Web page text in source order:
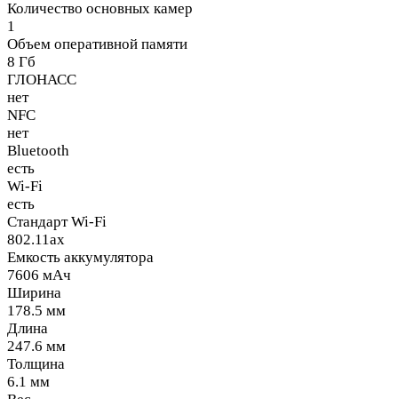
Количество основных камер
1
Объем оперативной памяти
8 Гб
ГЛОНАСС
нет
NFC
нет
Bluetooth
есть
Wi-Fi
есть
Стандарт Wi-Fi
802.11ax
Емкость аккумулятора
7606 мАч
Ширина
178.5 мм
Длина
247.6 мм
Толщина
6.1 мм